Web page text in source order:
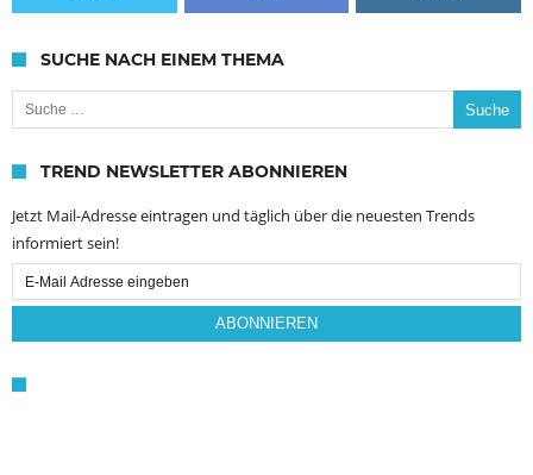
SUCHE NACH EINEM THEMA
Suche nach:
TREND NEWSLETTER ABONNIEREN
Jetzt Mail-Adresse eintragen und täglich über die neuesten Trends
informiert sein!
Email
Subscription
ABONNIEREN